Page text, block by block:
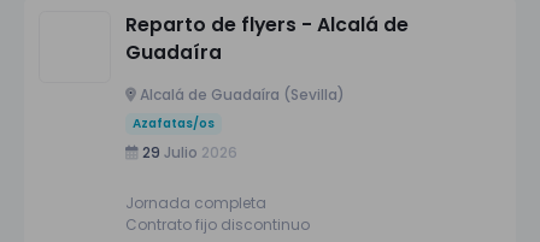
Reparto de flyers - Alcalá de
Guadaíra
Alcalá de Guadaíra (Sevilla)
Azafatas/os
29 Julio 2026
Jornada completa
Contrato fijo discontinuo